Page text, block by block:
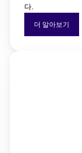
다.
더 알아보기